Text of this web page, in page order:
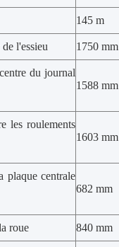
145 m
l'essieu 1750 mm
du journal
1588 mm
les roulements
1603 mm
plaque centrale
682 mm
roue 840 mm